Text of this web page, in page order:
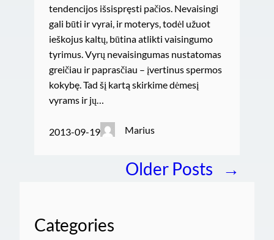
tendencijos išsispręsti pačios. Nevaisingi
gali būti ir vyrai, ir moterys, todėl užuot
ieškojus kaltų, būtina atlikti vaisingumo
tyrimus. Vyrų nevaisingumas nustatomas
greičiau ir paprasčiau – įvertinus spermos
kokybę. Tad šį kartą skirkime dėmesį
vyrams ir jų…
2013-09-19 Marius
Older Posts →
Categories